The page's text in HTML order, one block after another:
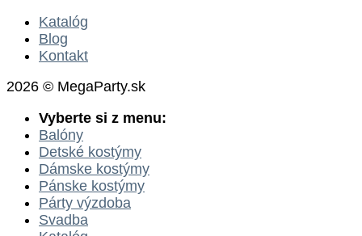
Katalóg
Blog
Kontakt
2026 © MegaParty.sk
Vyberte si z menu:
Balóny
Detské kostýmy
Dámske kostýmy
Pánske kostýmy
Párty výzdoba
Svadba